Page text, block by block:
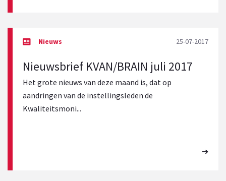
25-07-2017
Nieuwsbrief KVAN/BRAIN juli 2017
Het grote nieuws van deze maand is, dat op
aandringen van de instellingsleden de
Kwaliteitsmoni...